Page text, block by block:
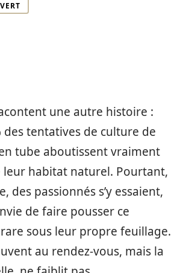
une autre histoire :
des tentatives de culture de
tube aboutissent vraiment
leur habitat naturel. Pourtant,
des passionnés s’y essaient,
de faire pousser ce
sous leur propre feuillage.
au rendez-vous, mais la